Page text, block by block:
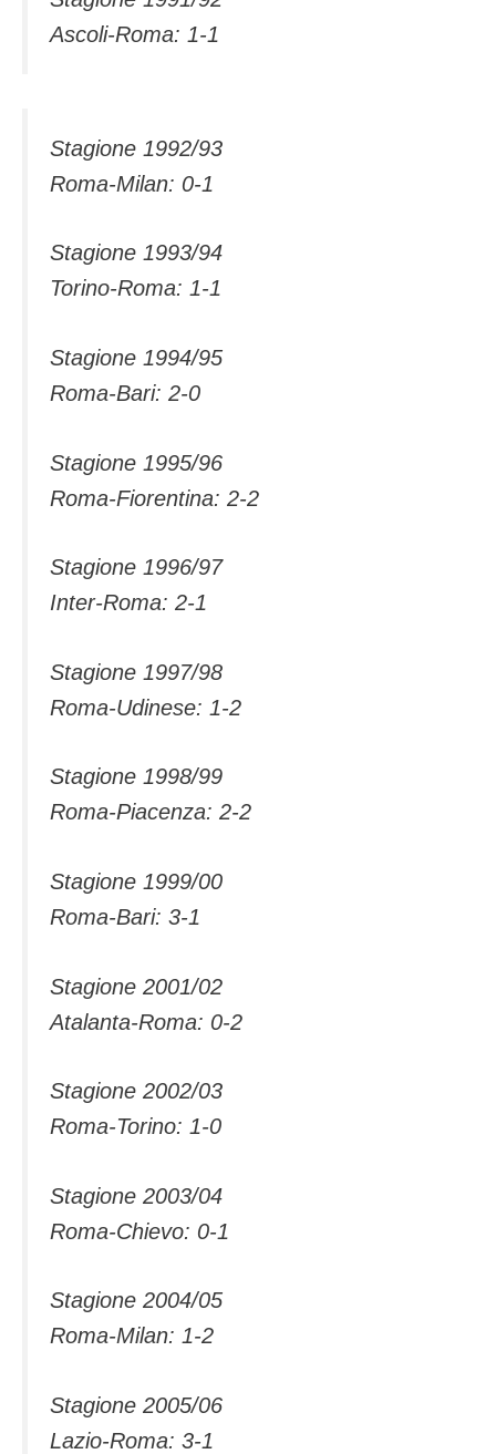
Ascoli-Roma: 1-1
Stagione 1992/93
Roma-Milan: 0-1
Stagione 1993/94
Torino-Roma: 1-1
Stagione 1994/95
Roma-Bari: 2-0
Stagione 1995/96
Roma-Fiorentina: 2-2
Stagione 1996/97
Inter-Roma: 2-1
Stagione 1997/98
Roma-Udinese: 1-2
Stagione 1998/99
Roma-Piacenza: 2-2
Stagione 1999/00
Roma-Bari: 3-1
Stagione 2001/02
Atalanta-Roma: 0-2
Stagione 2002/03
Roma-Torino: 1-0
Stagione 2003/04
Roma-Chievo: 0-1
Stagione 2004/05
Roma-Milan: 1-2
Stagione 2005/06
Lazio-Roma: 3-1